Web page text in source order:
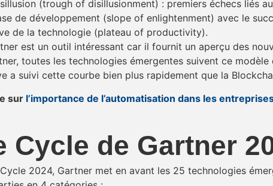
(trough of disillusionment) : premiers échecs liés
de développement (slope of enlightenment) avec le
de la technologie (plateau of productivity).
est un outil intéressant car il fournit un aperçu des
toutes les technologies émergentes suivent ce
a suivi cette courbe bien plus rapidement que la
sur l’importance de l’automatisation dans les
Cycle de Gartner
2024, Gartner met en avant les 25 technologies